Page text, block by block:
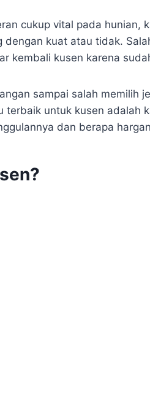
cukup vital pada hunian,
dengan kuat atau tidak.
kembali kusen karena
sampai salah memilih
terbaik untuk kusen adalah
dan berapa